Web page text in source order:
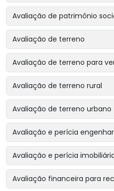
Avaliação de patrimônio
Avaliação de terreno
Avaliação de terreno para
Avaliação de terreno rural
Avaliação de terreno urbano
Avaliação e perícia
Avaliação e perícia
Avaliação financeira para